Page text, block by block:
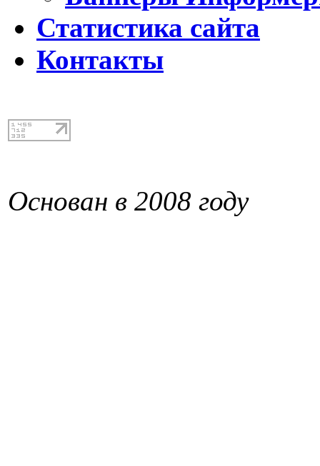
Статистика сайта
Контакты
Основан в 2008 году